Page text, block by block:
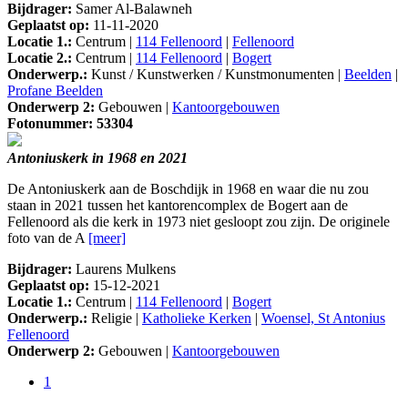
Bijdrager: Samer Al-Balawneh
Geplaatst op: 11-11-2020
Locatie 1.: Centrum | 114 Fellenoord | Fellenoord
Locatie 2.: Centrum | 114 Fellenoord | Bogert
Onderwerp.: Kunst / Kunstwerken / Kunstmonumenten | Beelden |
Profane Beelden
Onderwerp 2: Gebouwen | Kantoorgebouwen
Fotonummer: 53304
Antoniuskerk in 1968 en 2021
De Antoniuskerk aan de Boschdijk in 1968 en waar die nu zou
staan in 2021 tussen het kantorencomplex de Bogert aan de
Fellenoord als die kerk in 1973 niet gesloopt zou zijn. De originele
foto van de A [meer]
Bijdrager: Laurens Mulkens
Geplaatst op: 15-12-2021
Locatie 1.: Centrum | 114 Fellenoord | Bogert
Onderwerp.: Religie | Katholieke Kerken | Woensel, St Antonius
Fellenoord
Onderwerp 2: Gebouwen | Kantoorgebouwen
1